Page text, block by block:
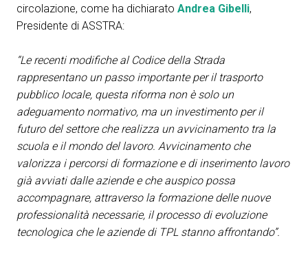
AREA RISERVATA VISITATORI
person
A cura di: ITEN
circolazione, come ha dichiarato Andrea Gibelli,
Presidente di ASSTRA:
“Le recenti modifiche al Codice della Strada
rappresentano un passo importante per il trasporto
pubblico locale, questa riforma non è solo un
adeguamento normativo, ma un investimento per il
futuro del settore che realizza un avvicinamento tra la
scuola e il mondo del lavoro. Avvicinamento che
valorizza i percorsi di formazione e di inserimento lavoro
già avviati dalle aziende e che auspico possa
accompagnare, attraverso la formazione delle nuove
professionalità necessarie, il processo di evoluzione
tecnologica che le aziende di TPL stanno affrontando”.